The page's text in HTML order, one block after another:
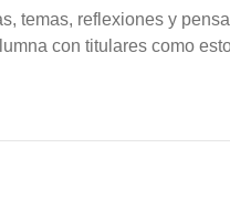
temas, reflexiones y
con titulares como